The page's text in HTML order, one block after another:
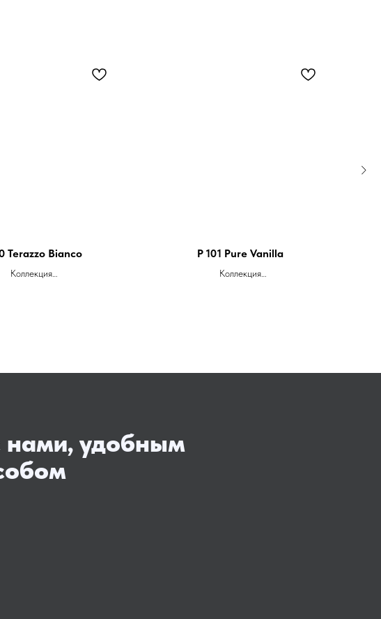
Terazzo Bianco
Коллекция
P 101 Pure Vanilla
Коллекция
нами, удобным